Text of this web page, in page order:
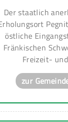
Der staatlich
östliche
Fränkischen
Freizeit-
zur